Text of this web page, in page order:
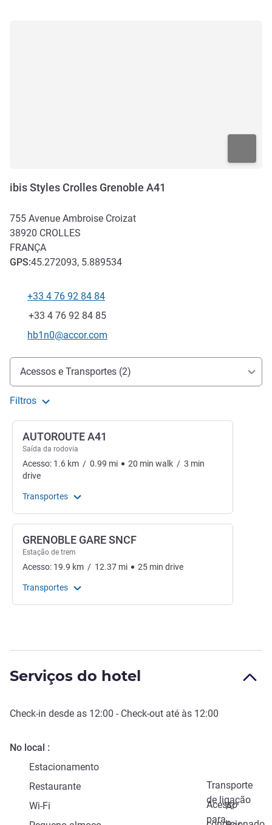
ibis Styles Crolles Grenoble A41
755 Avenue Ambroise Croizat
38920 CROLLES
FRANÇA
GPS:45.272093, 5.889534
Telefone
+33 4 76 92 84 84
Fax
+33 4 76 92 84 85
E-mail de contacto
hb1n0@accor.com
Acesso e transporte
Acessos e Transportes (2)
Filtros
AUTOROUTE A41
Saída da rodovia
Acesso: 1.6 km / 0.99 mi 20 min walk / 3 min
drive
Transportes
GRENOBLE GARE SNCF
Estação de trem
Acesso: 19.9 km / 12.37 mi 25 min drive
Transportes
Serviços do hotel
Check-in desde as 12:00 - Check-out até às 12:00
No local
Estacionamento
Transporte
de ligação
Restaurante
Acesso
para
Wi-Fi
Ar